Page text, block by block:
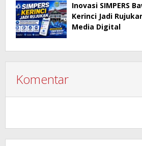
Inovasi SIMPERS
Kerinci Jadi
Media Digital
Komentar